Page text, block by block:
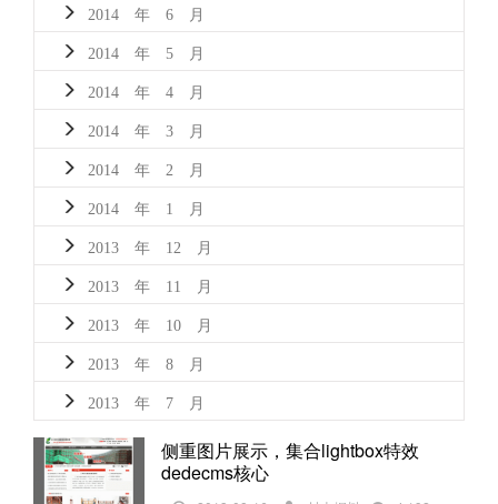
2014 年 6 月
2014 年 5 月
2014 年 4 月
2014 年 3 月
2014 年 2 月
2014 年 1 月
2013 年 12 月
2013 年 11 月
2013 年 10 月
2013 年 8 月
2013 年 7 月
侧重图片展示，集合lightbox特效
dedecms核心